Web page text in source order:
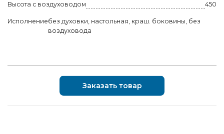
Высота с воздуховодом 450
Исполнениебез духовки, настольная, краш. боковины, без
воздуховода
Заказать товар